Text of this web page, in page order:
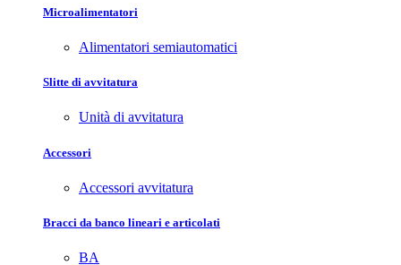
Microalimentatori
Alimentatori semiautomatici
Slitte di avvitatura
Unità di avvitatura
Accessori
Accessori avvitatura
Bracci da banco lineari e articolati
BA